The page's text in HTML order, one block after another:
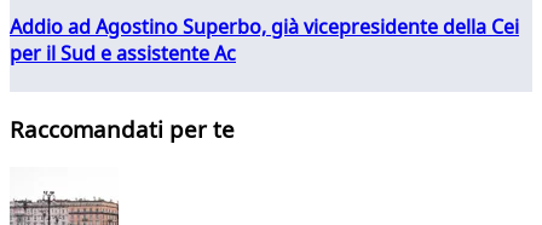
Addio ad Agostino Superbo, già vicepresidente della Cei
per il Sud e assistente Ac
Raccomandati per te